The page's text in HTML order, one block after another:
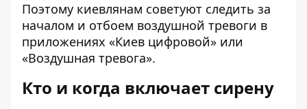
Поэтому киевлянам советуют следить за
началом и отбоем воздушной тревоги в
приложениях «Киев цифровой» или
«Воздушная тревога».
Кто и когда включает сирену